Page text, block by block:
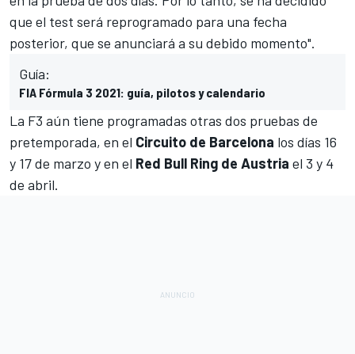
que el test será reprogramado para una fecha
posterior, que se anunciará a su debido momento".
Guía:
FIA Fórmula 3 2021: guía, pilotos y calendario
La F3 aún tiene programadas otras dos pruebas de
pretemporada, en el Circuito de Barcelona los días 16
y 17 de marzo y en el Red Bull Ring de Austria el 3 y 4
de abril.